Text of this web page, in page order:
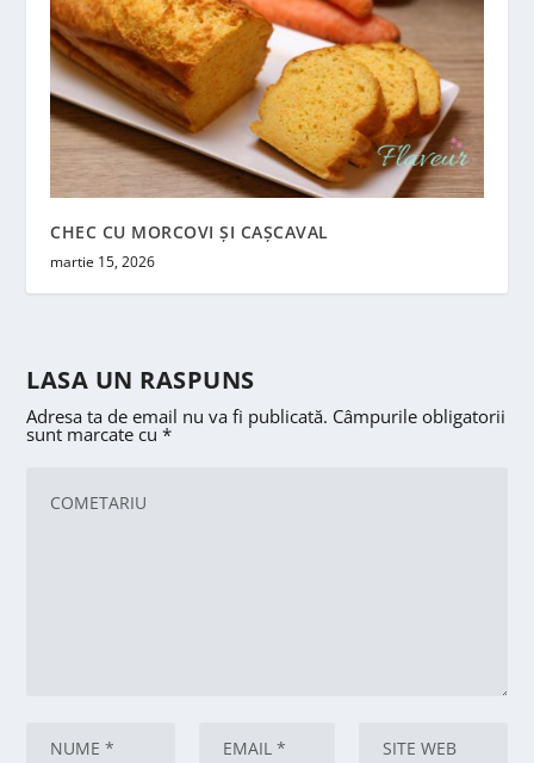
CHEC CU MORCOVI ȘI CAȘCAVAL
martie 15, 2026
LASA UN RASPUNS
Adresa ta de email nu va fi publicată. Câmpurile obligatorii
sunt marcate cu*